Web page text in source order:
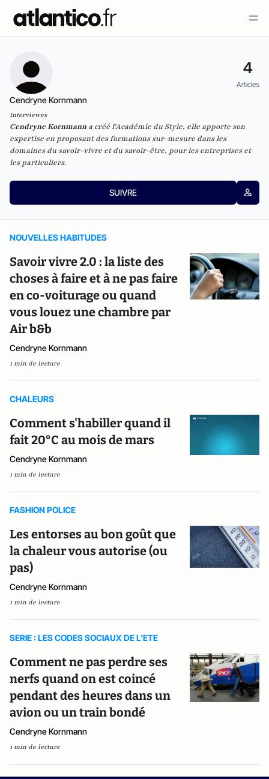
4
Articles
Cendryne Kornmann
Interviewes
Cendryne Kornmann a créél'Académie du Style, elle apporte son
expertise en proposant des formations sur-mesure dans les
domaines du savoir-vivre et du savoir-être, pour les entreprises et
les particuliers.
SUIVRE
NOUVELLES HABITUDES
Savoir vivre 2.0 : la liste des
choses à faire et à ne pas faire
en co-voiturage ou quand
vous louez une chambre par
Air b&b
Cendryne Kornmann
1 min de lecture
CHALEURS
Comment s'habiller quand il
fait 20°C au mois de mars
Cendryne Kornmann
1 min de lecture
FASHION POLICE
Les entorses au bon goût que
la chaleur vous autorise (ou
pas)
Cendryne Kornmann
1 min de lecture
SERIE : LES CODES SOCIAUX DE L'ETE
Comment ne pas perdre ses
nerfs quand on est coincé
pendant des heures dans un
avion ou un train bondé
Cendryne Kornmann
1 min de lecture